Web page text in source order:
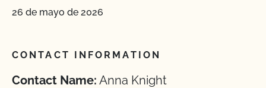
26 de mayo de 2026
CONTACT INFORMATION
Contact Name: Anna Knight